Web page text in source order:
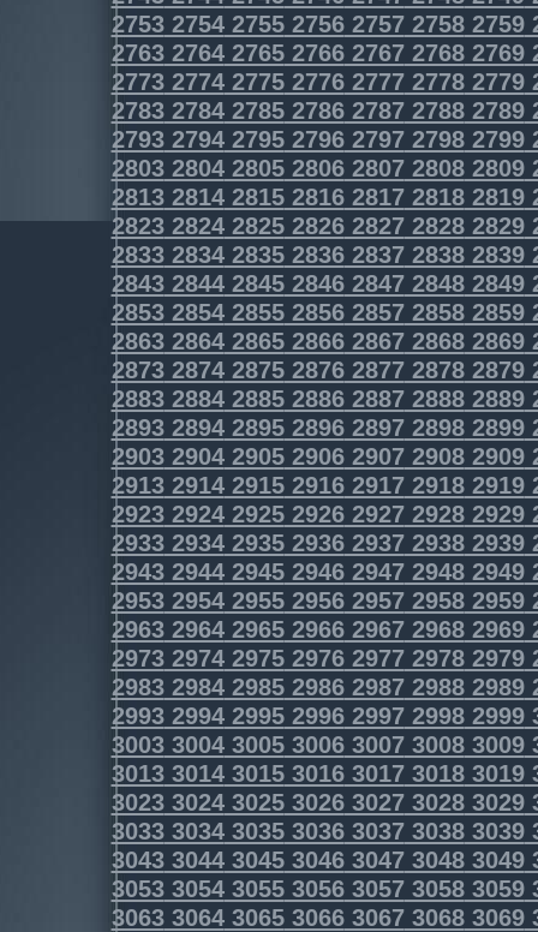
2753275427552756275727582759
2763276427652766276727682769
2773277427752776277727782779
2783278427852786278727882789
2793279427952796279727982799
2803280428052806280728082809
2813281428152816281728182819
2823282428252826282728282829
2833283428352836283728382839
2843284428452846284728482849
2853285428552856285728582859
2863286428652866286728682869
2873287428752876287728782879
2883288428852886288728882889
2893289428952896289728982899
2903290429052906290729082909
2913291429152916291729182919
2923292429252926292729282929
2933293429352936293729382939
2943294429452946294729482949
2953295429552956295729582959
2963296429652966296729682969
2973297429752976297729782979
2983298429852986298729882989
2993299429952996299729982999
3003300430053006300730083009
3013301430153016301730183019
3023302430253026302730283029
3033303430353036303730383039
3043304430453046304730483049
3053305430553056305730583059
3063306430653066306730683069